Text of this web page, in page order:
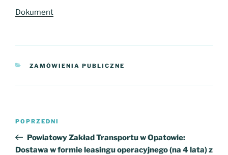
Dokument
KATEGORIE
ZAMÓWIENIA PUBLICZNE
Poprzedni
wpis
POPRZEDNI
Powiatowy Zakład Transportu w Opatowie:
Dostawa w formie leasingu operacyjnego (na 4 lata) z